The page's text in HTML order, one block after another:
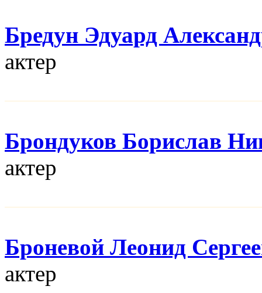
Бредун Эдуард
актер
Брондуков Борислав
актер
Броневой Леонид
актер